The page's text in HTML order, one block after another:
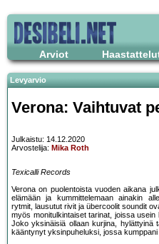
Arviot
Levyarvio
Verona: Vaihtuvat
Julkaistu: 14.12.2020
Arvostelija: Mika Roth
Texicalli Records
Verona on puolentoista vuoden aikana
elämään ja kummittelemaan ainakin
rytmit, lausutut rivit ja übercoolit soundit
myös monitulkintaiset tarinat, joissa
Joko yksinäisiä ollaan kurjina, hylättyinä
kääntynyt yksinpuheluksi, jossa